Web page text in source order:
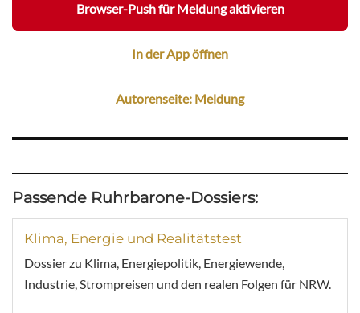
Browser-Push für Meldung aktivieren
In der App öffnen
Autorenseite: Meldung
Passende Ruhrbarone-Dossiers:
Klima, Energie und Realitätstest
Dossier zu Klima, Energiepolitik, Energiewende,
Industrie, Strompreisen und den realen Folgen für NRW.